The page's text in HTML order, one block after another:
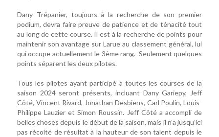
Dany Trépanier, toujours à la recherche de son premier
podium, devra faire preuve de patience et de ténacité tout
au long de cette course. Il est à la recherche de points pour
maintenir son avantage sur Larue au classement général, lui
qui occupe actuellement le 3ème rang. Seulement quelques
points séparent les deux pilotes.
Tous les pilotes ayant participé à toutes les courses de la
saison 2024 seront présents, incluant Dany Gariepy, Jeff
Côté, Vincent Rivard, Jonathan Desbiens, Carl Poulin, Louis-
Philippe Lauzier et Simon Roussin. Jeff Côté a accompli de
belles choses depuis le début de la saison, mais il n’a jusqu’ici
pas récolté de résultat à la hauteur de son talent depuis le